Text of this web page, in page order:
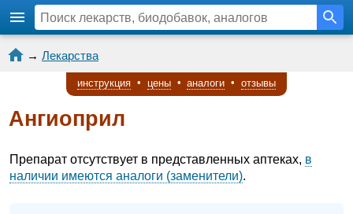
→ Лекарства
инструкция • цены • аналоги • отзывы
Ангиоприл
Препарат отсутствует в представленных аптеках, в
наличии имеются аналоги (заменители).